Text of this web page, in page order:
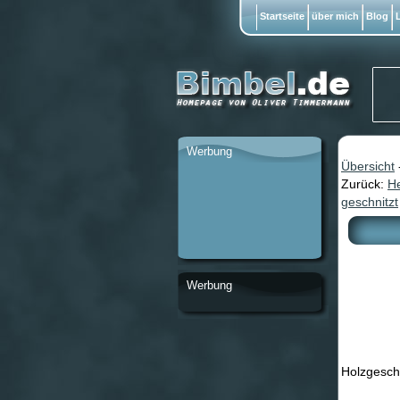
Übersicht
Zurück:
geschnitzt
Werbung
Werbung
Startseite über mich Blog